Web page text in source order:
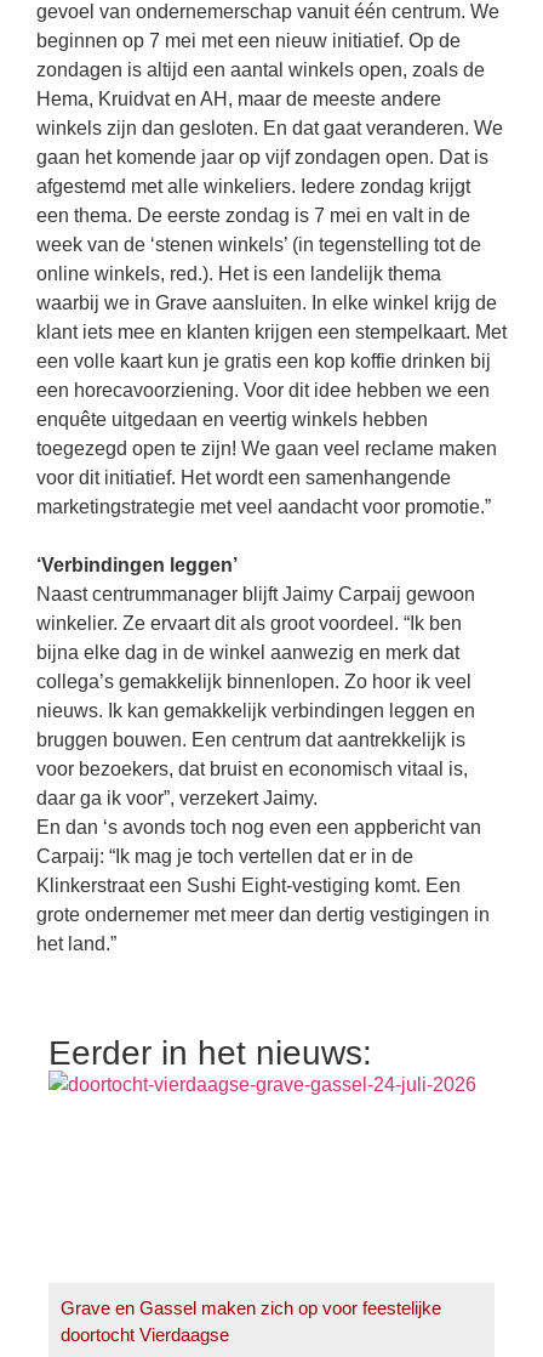
gevoel van ondernemerschap vanuit één centrum. We
beginnen op 7 mei met een nieuw initiatief. Op de
zondagen is altijd een aantal winkels open, zoals de
Hema, Kruidvat en AH, maar de meeste andere
winkels zijn dan gesloten. En dat gaat veranderen. We
gaan het komende jaar op vijf zondagen open. Dat is
afgestemd met alle winkeliers. Iedere zondag krijgt
een thema. De eerste zondag is 7 mei en valt in de
week van de ‘stenen winkels’ (in tegenstelling tot de
online winkels, red.). Het is een landelijk thema
waarbij we in Grave aansluiten. In elke winkel krijg de
klant iets mee en klanten krijgen een stempelkaart. Met
een volle kaart kun je gratis een kop koffie drinken bij
een horecavoorziening. Voor dit idee hebben we een
enquête uitgedaan en veertig winkels hebben
toegezegd open te zijn! We gaan veel reclame maken
voor dit initiatief. Het wordt een samenhangende
marketingstrategie met veel aandacht voor promotie.”
‘Verbindingen leggen’
Naast centrummanager blijft Jaimy Carpaij gewoon
winkelier. Ze ervaart dit als groot voordeel. “Ik ben
bijna elke dag in de winkel aanwezig en merk dat
collega’s gemakkelijk binnenlopen. Zo hoor ik veel
nieuws. Ik kan gemakkelijk verbindingen leggen en
bruggen bouwen. Een centrum dat aantrekkelijk is
voor bezoekers, dat bruist en economisch vitaal is,
daar ga ik voor”, verzekert Jaimy.
En dan ‘s avonds toch nog even een appbericht van
Carpaij: “Ik mag je toch vertellen dat er in de
Klinkerstraat een Sushi Eight-vestiging komt. Een
grote ondernemer met meer dan dertig vestigingen in
het land.”
Eerder in het nieuws:
Grave en Gassel maken zich op voor feestelijke
doortocht Vierdaagse